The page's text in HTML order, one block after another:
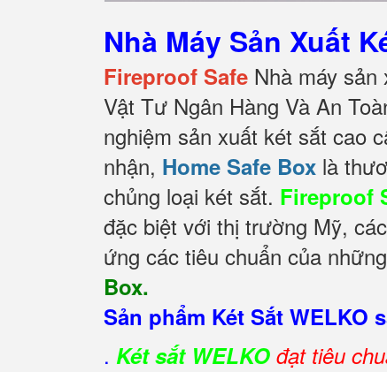
Nhà Máy Sản Xuất
Fireproof Safe Nhà máy
Vật Tư Ngân Hàng Và An
nghiệm sản xuất két sắt cao
nhận, Home Safe Box là
chủng loại két sắt. Fireproof
đặc biệt với thị trường Mỹ,
ứng các tiêu chuẩn của
Box.
Sản phẩm Két Sắt WELKO
. Két sắt WELKO đạt tiêu